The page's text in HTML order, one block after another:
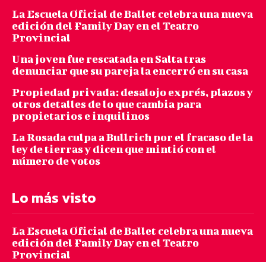
La Escuela Oficial de Ballet celebra una nueva
edición del Family Day en el Teatro
Provincial
Una joven fue rescatada en Salta tras
denunciar que su pareja la encerró en su casa
Propiedad privada: desalojo exprés, plazos y
otros detalles de lo que cambia para
propietarios e inquilinos
La Rosada culpa a Bullrich por el fracaso de la
ley de tierras y dicen que mintió con el
número de votos
Lo más visto
La Escuela Oficial de Ballet celebra una nueva
edición del Family Day en el Teatro
Provincial